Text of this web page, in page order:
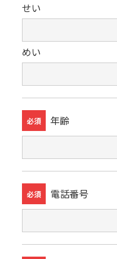
せい
めい
年齢
必須
電話番号
必須